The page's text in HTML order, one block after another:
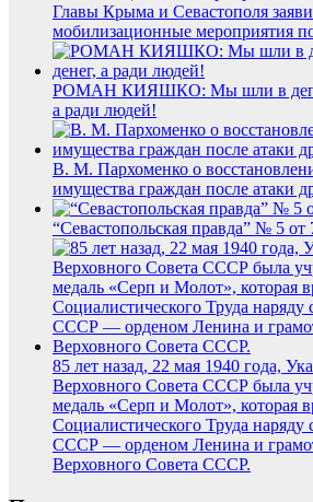
Главы Крыма и Севастополя
мобилизационные мероприятия
РОМАН КИЯШКО: Мы шли в
а ради людей!
В. М. Пархоменко о
имущества граждан после атаки
“Севастопольская правда” № 5 от
85 лет назад, 22 мая 1940 года,
Верховного Совета СССР была
медаль «Серп и Молот», которая
Социалистического Труда
СССР — орденом Ленина и
Верховного Совета СССР.